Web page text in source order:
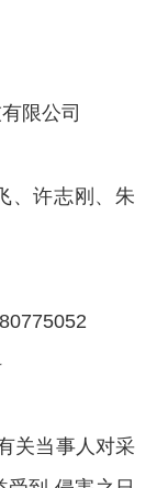
限公司
、许志刚、朱
关当事人对采